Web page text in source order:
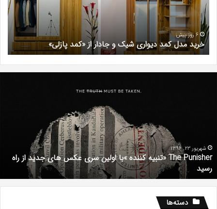
جادار
از
«کمد
پازلی»
6 روز پیش
خرید مدل کمد دیواری شیک و جادار از «کمد پازلی»
عکس
های
جدید
از
راه
رسید
شهریور 23, 1396
The Punisher «تنبیه کننده »با اولین سری عکس های جدید از راه
رسید
دسته‌ها